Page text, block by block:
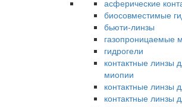
асферические
биосовместимые
бьюти-линзы
газопроницаемые
гидрогели
контактные линзы
миопии
контактные линзы
контактные линзы